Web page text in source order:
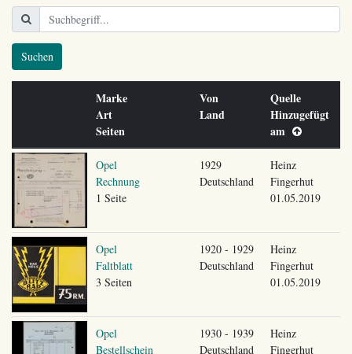
Suchen
Marke
Art
Seiten
Von
Land
Quelle
Hinzugefügt
am
Opel
Rechnung
1 Seite
1929
Deutschland
Heinz
Fingerhut
01.05.2019
Opel
Faltblatt
3 Seiten
1920 - 1929
Deutschland
Heinz
Fingerhut
01.05.2019
Opel
Bestellschein
1930 - 1939
Deutschland
Heinz
Fingerhut